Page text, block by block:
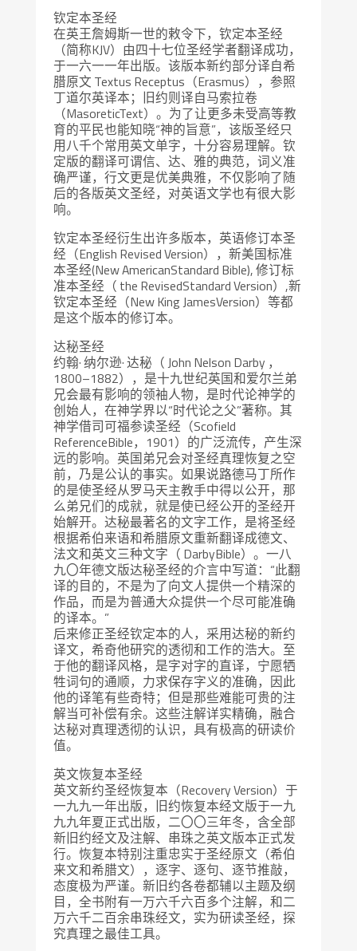
钦定本圣经
在英王詹姆斯一世的敕令下，钦定本圣经
（简称KJV）由四十七位圣经学者翻译成功，
于一六一一年出版。该版本新约部分译自希
腊原文 Textus Receptus（Erasmus），参照
丁道尔英译本；旧约则译自马索拉卷
（MasoreticText）。为了让更多未受高等教
育的平民也能知晓“神的旨意”，该版圣经只
用八千个常用英文单字，十分容易理解。钦
定版的翻译可谓信、达、雅的典范，词义准
确严谨，行文更是优美典雅，不仅影响了随
后的各版英文圣经，对英语文学也有很大影
响。
钦定本圣经衍生出许多版本，英语修订本圣
经（English Revised Version），新美国标准
本圣经(New AmericanStandard Bible), 修订标
准本圣经（ the RevisedStandard Version）,新
钦定本圣经（New King JamesVersion）等都
是这个版本的修订本。
达秘圣经
约翰· 纳尔逊· 达秘（ John Nelson Darby ，
1800–1882），是十九世纪英国和爱尔兰弟
兄会最有影响的领袖人物，是时代论神学的
创始人，在神学界以“时代论之父”著称。其
神学借司可福参读圣经（Scofield
ReferenceBible，1901）的广泛流传，产生深
远的影响。英国弟兄会对圣经真理恢复之空
前，乃是公认的事实。如果说路德马丁所作
的是使圣经从罗马天主教手中得以公开，那
么弟兄们的成就，就是使已经公开的圣经开
始解开。达秘最著名的文字工作，是将圣经
根据希伯来语和希腊原文重新翻译成德文、
法文和英文三种文字（ DarbyBible）。一八
九〇年德文版达秘圣经的介言中写道：“此翻
译的目的，不是为了向文人提供一个精深的
作品，而是为普通大众提供一个尽可能准确
的译本。”
后来修正圣经钦定本的人，采用达秘的新约
译文，希奇他研究的透彻和工作的浩大。至
于他的翻译风格，是字对字的直译，宁愿牺
牲词句的通顺，力求保存字义的准确，因此
他的译笔有些奇特；但是那些难能可贵的注
解当可补偿有余。这些注解详实精确，融合
达秘对真理透彻的认识，具有极高的研读价
值。
英文恢复本圣经
英文新约圣经恢复本（Recovery Version）于
一九九一年出版，旧约恢复本经文版于一九
九九年夏正式出版，二〇〇三年冬，含全部
新旧约经文及注解、串珠之英文版本正式发
行。恢复本特别注重忠实于圣经原文（希伯
来文和希腊文），逐字、逐句、逐节推敲，
态度极为严谨。新旧约各卷都辅以主题及纲
目，全书附有一万六千六百多个注解，和二
万六千二百余串珠经文，实为研读圣经，探
究真理之最佳工具。